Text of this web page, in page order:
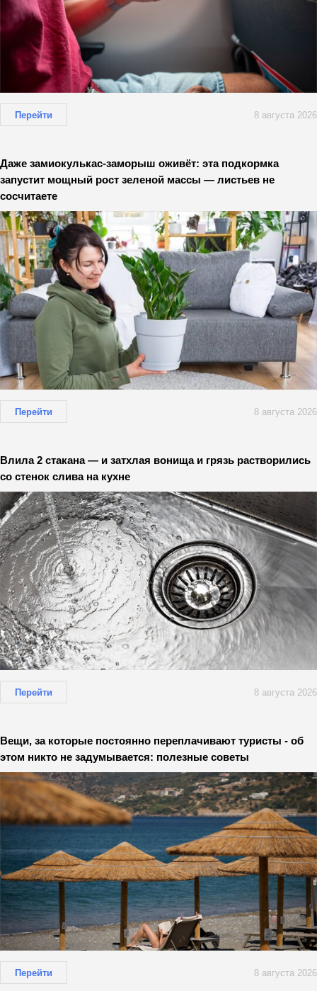
Перейти 8 августа 2026
Даже замиокулькас-заморыш оживёт: эта подкормка
запустит мощный рост зеленой массы — листьев не
сосчитаете
Перейти 8 августа 2026
Влила 2 стакана — и затхлая вонища и грязь растворились
со стенок слива на кухне
Перейти 8 августа 2026
Вещи, за которые постоянно переплачивают туристы - об
этом никто не задумывается: полезные советы
Перейти 8 августа 2026